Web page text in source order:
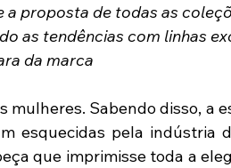
proposta de todas as
as tendências com linhas
da marca
mulheres. Sabendo disso, a
esquecidas pela indústria
que imprimisse toda a